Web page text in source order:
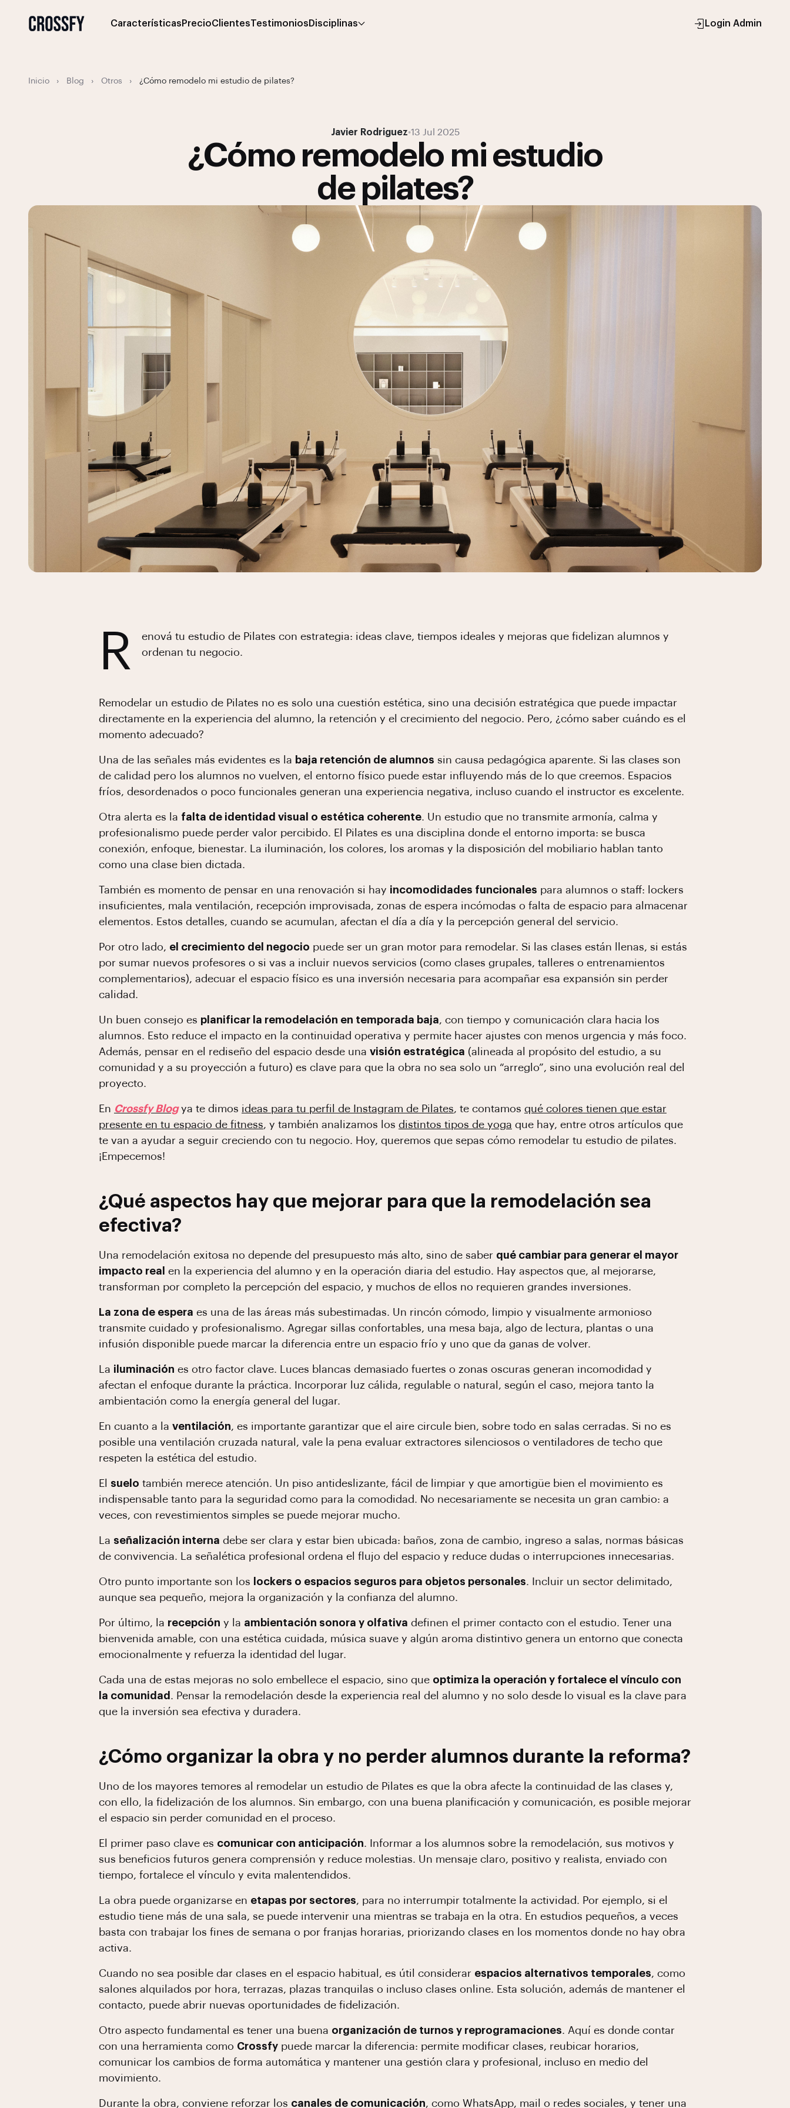
Características PrecioClientesTestimonios Disciplinas Login Admin
Inicio › Blog › Otros › ¿Cómo remodelo mi estudio de pilates?
Javier Rodriguez•13 Jul 2025
¿Cómo remodelo mi estudio
de pilates?
R
enová tu estudio de Pilates con estrategia: ideas clave, tiempos ideales y mejoras que fidelizan alumnos y
ordenan tu negocio.
Remodelar un estudio de Pilates no es solo una cuestión estética, sino una decisión estratégica que puede impactar
directamente en la experiencia del alumno, la retención y el crecimiento del negocio. Pero, ¿cómo saber cuándo es el
momento adecuado?
Una de las señales más evidentes es la baja retención de alumnos sin causa pedagógica aparente. Si las clases son
de calidad pero los alumnos no vuelven, el entorno físico puede estar influyendo más de lo que creemos. Espacios
fríos, desordenados o poco funcionales generan una experiencia negativa, incluso cuando el instructor es excelente.
Otra alerta es la falta de identidad visual o estética coherente. Un estudio que no transmite armonía, calma y
profesionalismo puede perder valor percibido. El Pilates es una disciplina donde el entorno importa: se busca
conexión, enfoque, bienestar. La iluminación, los colores, los aromas y la disposición del mobiliario hablan tanto
como una clase bien dictada.
También es momento de pensar en una renovación si hay incomodidades funcionales para alumnos o staff: lockers
insuficientes, mala ventilación, recepción improvisada, zonas de espera incómodas o falta de espacio para almacenar
elementos. Estos detalles, cuando se acumulan, afectan el día a día y la percepción general del servicio.
Por otro lado, el crecimiento del negocio puede ser un gran motor para remodelar. Si las clases están llenas, si estás
por sumar nuevos profesores o si vas a incluir nuevos servicios (como clases grupales, talleres o entrenamientos
complementarios), adecuar el espacio físico es una inversión necesaria para acompañar esa expansión sin perder
calidad.
Un buen consejo es planificar la remodelación en temporada baja, con tiempo y comunicación clara hacia los
alumnos. Esto reduce el impacto en la continuidad operativa y permite hacer ajustes con menos urgencia y más foco.
Además, pensar en el rediseño del espacio desde una visión estratégica (alineada al propósito del estudio, a su
comunidad y a su proyección a futuro) es clave para que la obra no sea solo un “arreglo”, sino una evolución real del
proyecto.
En Crossfy Blogya te dimos ideas para tu perfil de Instagram de Pilates, te contamos qué colores tienen que estar
presente en tu espacio de fitness, y también analizamos los distintos tipos de yoga que hay, entre otros artículos que
te van a ayudar a seguir creciendo con tu negocio. Hoy, queremos que sepas cómo remodelar tu estudio de pilates.
¡Empecemos!
¿Qué aspectos hay que mejorar para que la remodelación sea
efectiva?
Una remodelación exitosa no depende del presupuesto más alto, sino de saber qué cambiar para generar el mayor
impacto real
en la experiencia del alumno y en la operación diaria del estudio. Hay aspectos que, al mejorarse,
transforman por completo la percepción del espacio, y muchos de ellos no requieren grandes inversiones.
La zona de espera es una de las áreas más subestimadas. Un rincón cómodo, limpio y visualmente armonioso
transmite cuidado y profesionalismo. Agregar sillas confortables, una mesa baja, algo de lectura, plantas o una
infusión disponible puede marcar la diferencia entre un espacio frío y uno que da ganas de volver.
La iluminación es otro factor clave. Luces blancas demasiado fuertes o zonas oscuras generan incomodidad y
afectan el enfoque durante la práctica. Incorporar luz cálida, regulable o natural, según el caso, mejora tanto la
ambientación como la energía general del lugar.
En cuanto a la ventilación, es importante garantizar que el aire circule bien, sobre todo en salas cerradas. Si no es
posible una ventilación cruzada natural, vale la pena evaluar extractores silenciosos o ventiladores de techo que
respeten la estética del estudio.
El suelo también merece atención. Un piso antideslizante, fácil de limpiar y que amortigüe bien el movimiento es
indispensable tanto para la seguridad como para la comodidad. No necesariamente se necesita un gran cambio: a
veces, con revestimientos simples se puede mejorar mucho.
La señalización interna debe ser clara y estar bien ubicada: baños, zona de cambio, ingreso a salas, normas básicas
de convivencia. La señalética profesional ordena el flujo del espacio y reduce dudas o interrupciones innecesarias.
Otro punto importante son los lockers o espacios seguros para objetos personales. Incluir un sector delimitado,
aunque sea pequeño, mejora la organización y la confianza del alumno.
Por último, la recepción y la ambientación sonora y olfativa definen el primer contacto con el estudio. Tener una
bienvenida amable, con una estética cuidada, música suave y algún aroma distintivo genera un entorno que conecta
emocionalmente y refuerza la identidad del lugar.
Cada una de estas mejoras no solo embellece el espacio, sino que optimiza la operación y fortalece el vínculo con
la comunidad . Pensar la remodelación desde la experiencia real del alumno y no solo desde lo visual es la clave para
que la inversión sea efectiva y duradera.
¿Cómo organizar la obra y no perder alumnos durante la reforma?
Uno de los mayores temores al remodelar un estudio de Pilates es que la obra afecte la continuidad de las clases y,
con ello, la fidelización de los alumnos. Sin embargo, con una buena planificación y comunicación, es posible mejorar
el espacio sin perder comunidad en el proceso.
El primer paso clave es comunicar con anticipación. Informar a los alumnos sobre la remodelación, sus motivos y
sus beneficios futuros genera comprensión y reduce molestias. Un mensaje claro, positivo y realista, enviado con
tiempo, fortalece el vínculo y evita malentendidos.
La obra puede organizarse en etapas por sectores, para no interrumpir totalmente la actividad. Por ejemplo, si el
estudio tiene más de una sala, se puede intervenir una mientras se trabaja en la otra. En estudios pequeños, a veces
basta con trabajar los fines de semana o por franjas horarias, priorizando clases en los momentos donde no hay obra
activa.
Cuando no sea posible dar clases en el espacio habitual, es útil considerar espacios alternativos temporales, como
salones alquilados por hora, terrazas, plazas tranquilas o incluso clases online. Esta solución, además de mantener el
contacto, puede abrir nuevas oportunidades de fidelización.
Otro aspecto fundamental es tener una buena organización de turnos y reprogramaciones. Aquí es donde contar
con una herramienta como Crossfy puede marcar la diferencia: permite modificar clases, reubicar horarios,
comunicar los cambios de forma automática y mantener una gestión clara y profesional, incluso en medio del
movimiento.
Durante la obra, conviene reforzar los canales de comunicación, como WhatsApp, mail o redes sociales, y tener una